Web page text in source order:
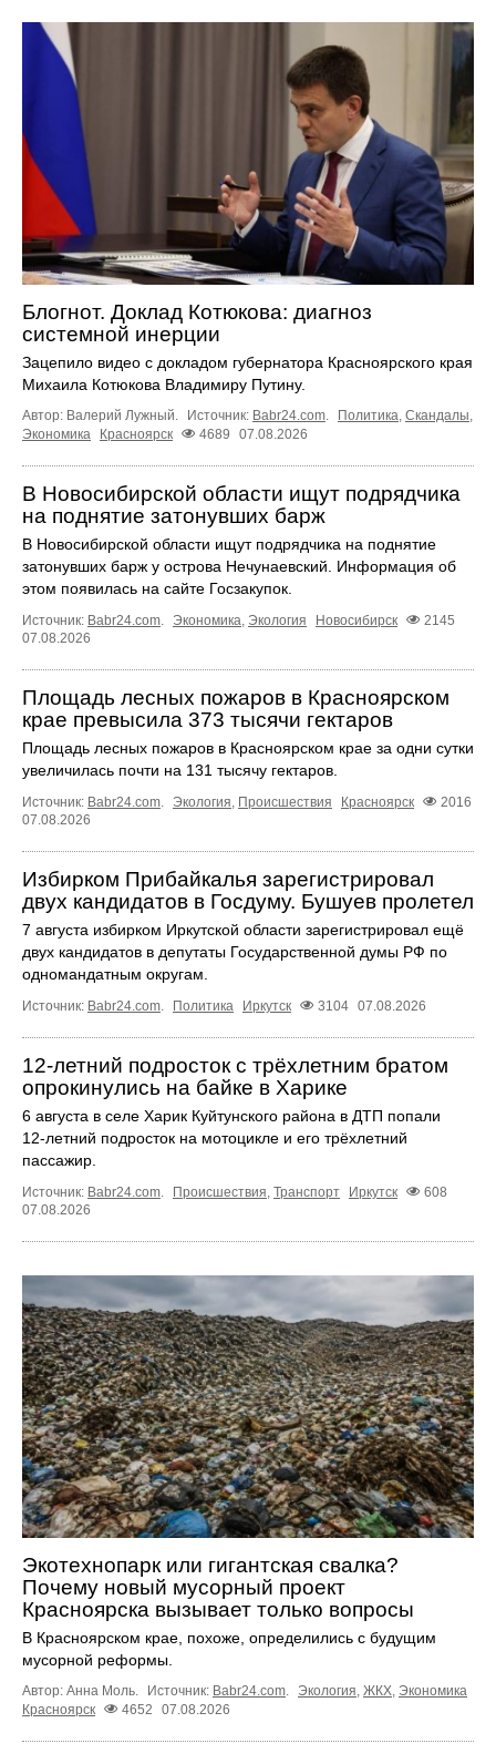
Блогнот. Доклад Котюкова: диагноз
системной инерции
Зацепило видео с докладом губернатора Красноярского края
Михаила Котюкова Владимиру Путину.
Автор: Валерий Лужный. Источник: Babr24.com Политика Скандалы
Экономика
Красноярск 4689 07.08.2026
В Новосибирской области ищут подрядчика
на поднятие затонувших барж
В Новосибирской области ищут подрядчика на поднятие
затонувших барж у острова Нечунаевский. Информация об
этом появилась на сайте Госзакупок.
Источник: Babr24.com Экономика Экология Новосибирск
2145
07.08.2026
Площадь лесных пожаров в Красноярском
крае превысила 373 тысячи гектаров
Площадь лесных пожаров в Красноярском крае за одни сутки
увеличилась почти на 131 тысячу гектаров.
Источник: Babr24.com. Экология, Происшествия Красноярск
2016
07.08.2026
Избирком Прибайкалья зарегистрировал
двух кандидатов в Госдуму. Бушуев пролетел
7 августа избирком Иркутской области зарегистрировал ещё
двух кандидатов в депутаты Государственной думы РФ по
одномандатным округам.
Источник: Babr24.com. Политика Иркутск 3104 07.08.2026
12‑летний подросток с трёхлетним братом
опрокинулись на байке в Харике
6 августа в селе Харик Куйтунского района в ДТП попали
12‑летний подросток на мотоцикле и его трёхлетний
пассажир.
Источник: Babr24.com. Происшествия, Транспорт Иркутск
608
07.08.2026
Экотехнопарк или гигантская свалка?
Почему новый мусорный проект
Красноярска вызывает только вопросы
В Красноярском крае, похоже, определились с будущим
мусорной реформы.
Автор: Анна Моль. Источник: Babr24.com Экология ЖКХ Экономика
Красноярск
4652 07.08.2026